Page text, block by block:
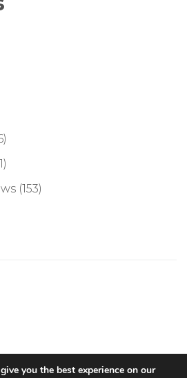
(153)
you the best experience on our